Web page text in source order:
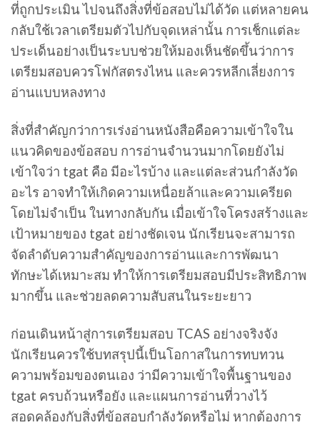
ที่ถูกประเมิน ไปจนถึงสิ่งที่ข้อสอบไม่ได้วัด แต่หลายคน
กลับใช้เวลาเตรียมตัวไปกับจุดเหล่านั้น การเช็กแต่ละ
ประเด็นอย่างเป็นระบบช่วยให้มองเห็นชัดขึ้นว่าการ
เตรียมสอบควรโฟกัสตรงไหน และควรหลีกเลี่ยงการ
อ่านแบบหลงทาง
สิ่งที่สำคัญกว่าการเร่งอ่านหนังสือคือความเข้าใจใน
แนวคิดของข้อสอบ การอ่านจำนวนมากโดยยังไม่
เข้าใจว่า tgat คือ มีอะไรบ้าง และแต่ละส่วนกำลังวัด
อะไร อาจทำให้เกิดความเหนื่อยล้าและความเครียด
โดยไม่จำเป็น ในทางกลับกัน เมื่อเข้าใจโครงสร้างและ
เป้าหมายของ tgat อย่างชัดเจน นักเรียนจะสามารถ
จัดลำดับความสำคัญของการอ่านและการพัฒนา
ทักษะได้เหมาะสม ทำให้การเตรียมสอบมีประสิทธิภาพ
มากขึ้น และช่วยลดความสับสนในระยะยาว
ก่อนเดินหน้าสู่การเตรียมสอบ TCAS อย่างจริงจัง
นักเรียนควรใช้บทสรุปนี้เป็นโอกาสในการทบทวน
ความพร้อมของตนเอง ว่ามีความเข้าใจพื้นฐานของ
tgat ครบถ้วนหรือยัง และแผนการอ่านที่วางไว้
สอดคล้องกับสิ่งที่ข้อสอบกำลังวัดหรือไม่ หากต้องการ